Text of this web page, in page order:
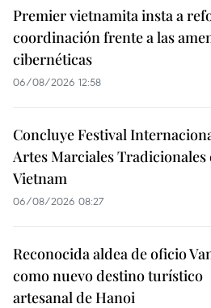
Premier vietnamita insta a
coordinación frente a las
cibernéticas
06/08/2026 12:58
Concluye Festival
Artes Marciales Tradicionales
Vietnam
06/08/2026 08:27
Reconocida aldea de oficio
como nuevo destino turístico
artesanal de Hanoi